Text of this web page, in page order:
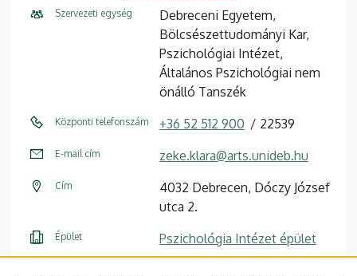
Szervezeti egység
Debreceni Egyetem,
Bölcsészettudományi Kar,
Pszichológiai Intézet,
Általános Pszichológiai nem
önálló Tanszék
Központi telefonszám +36 52 512 900 22539
E-mail cím zeke.klara@arts.unideb.hu
Cím
4032 Debrecen, Dóczy József
utca 2.
Épület Pszichológia Intézet épület